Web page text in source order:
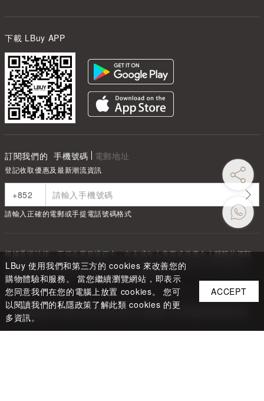
LBuy 使用我們和第三方的 cookies 來改善您的
購物體驗和服務。 當您繼續瀏覽網站，即表示
您同意我們在您的電腦上放置 cookies。 您可
以閱讀我們的私隱政策了解此類 cookies 的更
多資訊。
ACCEPT
下載 LBuy APP
訂閱我們的 手機號碼 電郵地址
登記收取優惠及最新潮流資訊
請輸入正確的電郵或手提電話號碼格式
根據香港法律，不得在業務過程中，向未成年人售賣或供應令人醺醉的酒類
Under the law of Hong Kong, intoxicating liquor must not be sold or
supplied to a minor in the course of business.
Copyright ©2026LBUY @ LOFTY LIMITED. All Rights Reserved.